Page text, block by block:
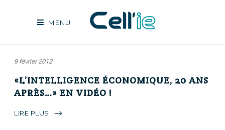
MENU
9 février 2012
«L’INTELLIGENCE ÉCONOMIQUE, 20 ANS
APRÈS…» EN VIDÉO !
LIRE PLUS